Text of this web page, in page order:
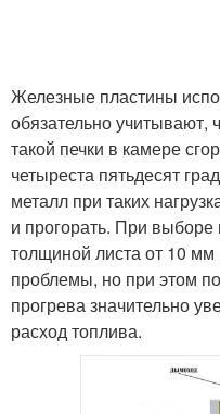
Железные пластины
обязательно учитывают,
такой печки в камере
четыреста пятьдесят
металл при таких
и прогорать. При
толщиной листа от 10
проблемы, но при этом
прогрева значительно
расход топлива.